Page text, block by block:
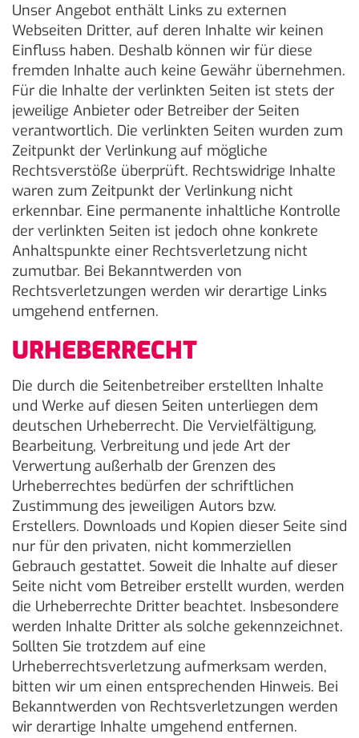
Unser Angebot enthält Links zu externen
Webseiten Dritter, auf deren Inhalte wir keinen
Einfluss haben. Deshalb können wir für diese
fremden Inhalte auch keine Gewähr übernehmen.
Für die Inhalte der verlinkten Seiten ist stets der
jeweilige Anbieter oder Betreiber der Seiten
verantwortlich. Die verlinkten Seiten wurden zum
Zeitpunkt der Verlinkung auf mögliche
Rechtsverstöße überprüft. Rechtswidrige Inhalte
waren zum Zeitpunkt der Verlinkung nicht
erkennbar. Eine permanente inhaltliche Kontrolle
der verlinkten Seiten ist jedoch ohne konkrete
Anhaltspunkte einer Rechtsverletzung nicht
zumutbar. Bei Bekanntwerden von
Rechtsverletzungen werden wir derartige Links
umgehend entfernen.
URHEBERRECHT
Die durch die Seitenbetreiber erstellten Inhalte
und Werke auf diesen Seiten unterliegen dem
deutschen Urheberrecht. Die Vervielfältigung,
Bearbeitung, Verbreitung und jede Art der
Verwertung außerhalb der Grenzen des
Urheberrechtes bedürfen der schriftlichen
Zustimmung des jeweiligen Autors bzw.
Erstellers. Downloads und Kopien dieser Seite sind
nur für den privaten, nicht kommerziellen
Gebrauch gestattet. Soweit die Inhalte auf dieser
Seite nicht vom Betreiber erstellt wurden, werden
die Urheberrechte Dritter beachtet. Insbesondere
werden Inhalte Dritter als solche gekennzeichnet.
Sollten Sie trotzdem auf eine
Urheberrechtsverletzung aufmerksam werden,
bitten wir um einen entsprechenden Hinweis. Bei
Bekanntwerden von Rechtsverletzungen werden
wir derartige Inhalte umgehend entfernen.